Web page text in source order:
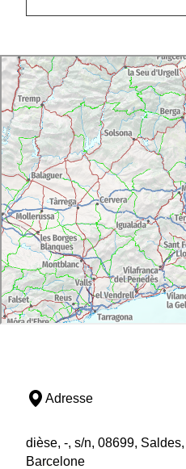
Adresse
dièse, -, s/n, 08699,
Barcelone